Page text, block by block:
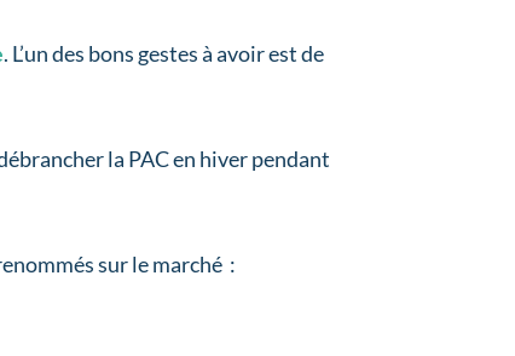
. L’un des bons gestes à avoir est de
la PAC en hiver pendant
sur le marché :